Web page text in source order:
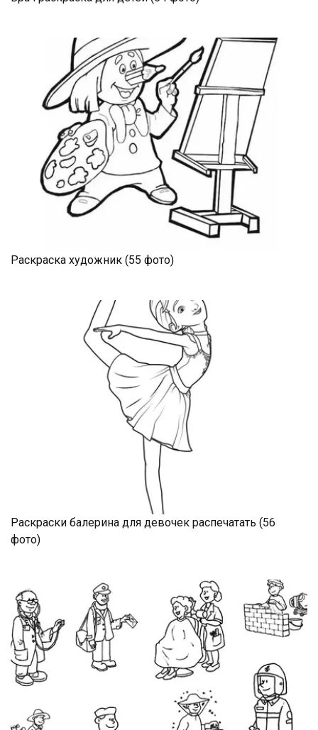
Раскраска художник (55 фото)
Раскраски балерина для девочек распечатать (56
фото)